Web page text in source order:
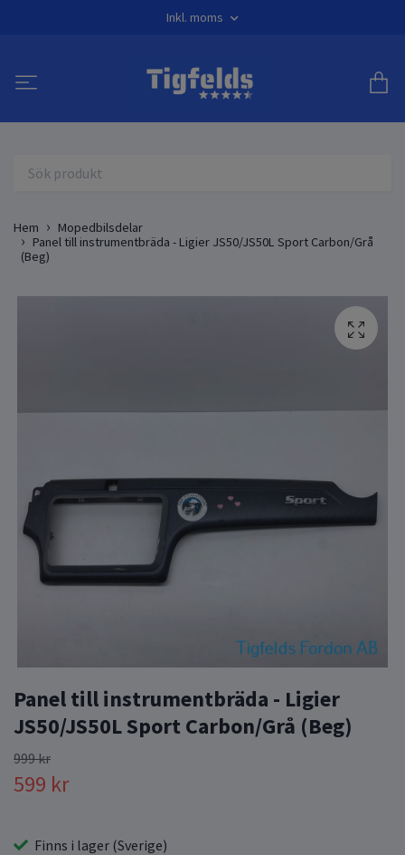
Inkl. moms
Hem
Mopedbilsdelar
Panel till instrumentbräda - Ligier JS50/JS50L Sport Carbon/Grå
(Beg)
Panel till instrumentbräda - Ligier
JS50/JS50L Sport Carbon/Grå (Beg)
999 kr
599 kr
Finns i lager (Sverige)